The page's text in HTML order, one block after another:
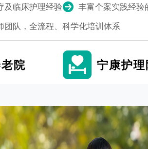
及临床护理经验 丰富个案实践经验
团队，全流程、科学化培训体系
院 宁康护理